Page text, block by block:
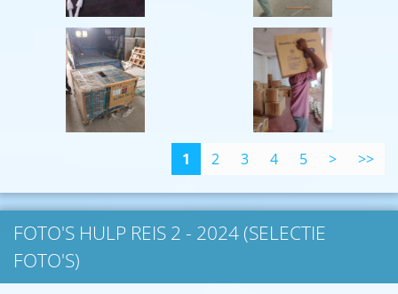
1 2 3 4 5 > >>
FOTO'S HULP REIS 2 - 2024 (SELECTIE
FOTO'S)